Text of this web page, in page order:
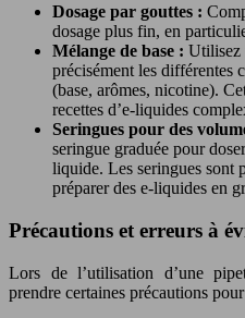
Dosage par gouttes :
dosage plus fin, en
Mélange de base : Utilisez
précisément les différentes
(base, arômes, nicotine).
recettes d’e-liquides
Seringues pour des
seringue graduée pour
liquide. Les seringues sont
préparer des e-liquides en
Précautions et erreurs à
Lors de l’utilisation d’une
prendre certaines précautions